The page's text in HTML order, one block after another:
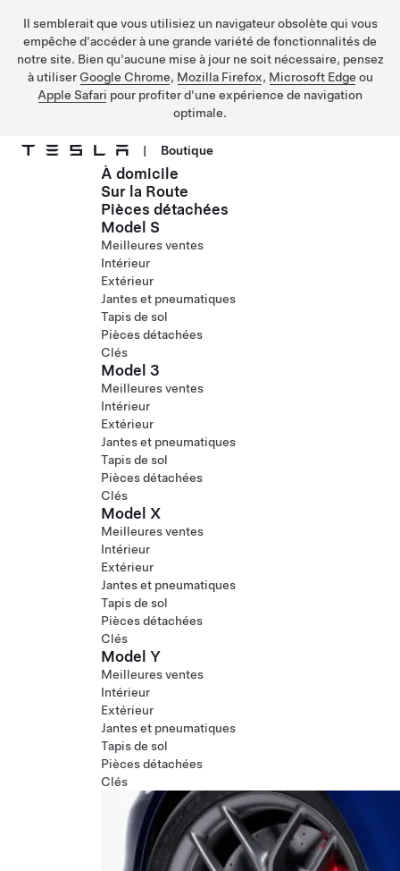
Il semblerait que vous utilisiez un navigateur obsolète qui vous
empêche d'accéder à une grande variété de fonctionnalités de
notre site. Bien qu'aucune mise à jour ne soit nécessaire, pensez
à utiliser Google Chrome, Mozilla Firefox, Microsoft Edge ou
Apple Safari pour profiter d'une expérience de navigation
optimale.
Passer au contenu principal
| Boutique
À domicile
Sur la Route
Pièces détachées
Model S
Meilleures ventes
Intérieur
Extérieur
Jantes et pneumatiques
Tapis de sol
Pièces détachées
Clés
Model 3
Meilleures ventes
Intérieur
Extérieur
Jantes et pneumatiques
Tapis de sol
Pièces détachées
Clés
Model X
Meilleures ventes
Intérieur
Extérieur
Jantes et pneumatiques
Tapis de sol
Pièces détachées
Clés
Model Y
Meilleures ventes
Intérieur
Extérieur
Jantes et pneumatiques
Tapis de sol
Pièces détachées
Clés